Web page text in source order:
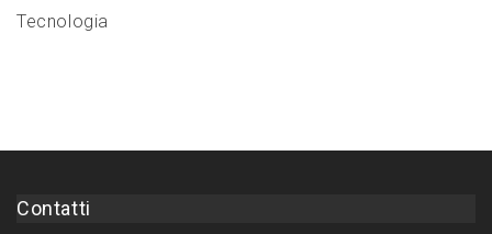
Tecnologia
Contatti